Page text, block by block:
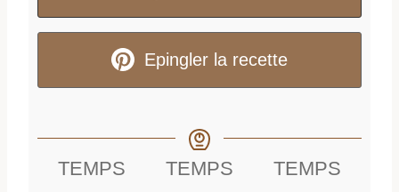
Epingler la recette
TEMPS
TEMPS
TEMPS